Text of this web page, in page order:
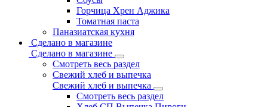
Горчица Хрен Аджика
Томатная паста
Паназиатская кухня
Сделано в магазине
Сделано в магазине
Смотреть весь раздел
Свежий хлеб и выпечка
Свежий хлеб и выпечка
Смотреть весь раздел